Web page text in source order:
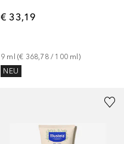
€ 33,19
9 ml (€ 368,78 / 100 ml )
NEU